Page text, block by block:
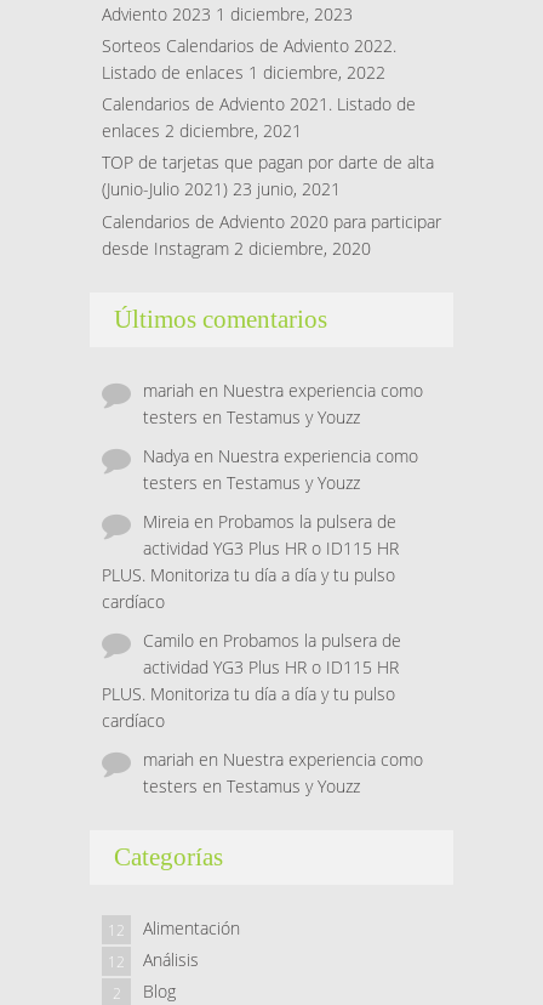
Adviento 2023 1 diciembre, 2023
Sorteos Calendarios de Adviento 2022.
Listado de enlaces 1 diciembre, 2022
Calendarios de Adviento 2021. Listado de
enlaces 2 diciembre, 2021
TOP de tarjetas que pagan por darte de alta
(Junio-Julio 2021) 23 junio, 2021
Calendarios de Adviento 2020 para participar
desde Instagram 2 diciembre, 2020
Últimos comentarios
mariah en Nuestra experiencia como
testers en Testamus y Youzz
Nadya en Nuestra experiencia como
testers en Testamus y Youzz
Mireia en Probamos la pulsera de
actividad YG3 Plus HR o ID115 HR
PLUS. Monitoriza tu día a día y tu pulso
cardíaco
Camilo en Probamos la pulsera de
actividad YG3 Plus HR o ID115 HR
PLUS. Monitoriza tu día a día y tu pulso
cardíaco
mariah en Nuestra experiencia como
testers en Testamus y Youzz
Categorías
Alimentación
12
Análisis
12
Blog
2